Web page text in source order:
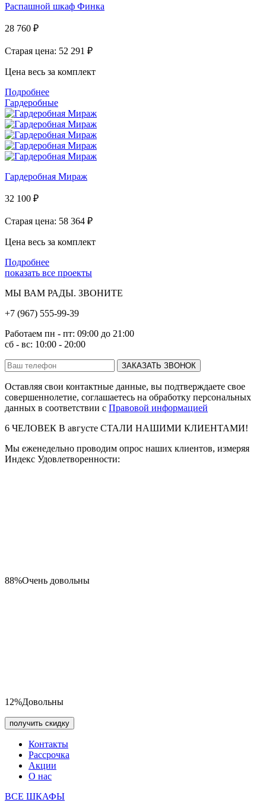
Распашной шкаф Финка
28 760 ₽
Старая цена: 52 291 ₽
Цена весь за комплект
Подробнее
Гардеробные
Гардеробная Мираж
32 100 ₽
Старая цена: 58 364 ₽
Цена весь за комплект
Подробнее
показать все проекты
МЫ ВАМ РАДЫ. ЗВОНИТЕ
+7 (967) 555-99-39
Работаем пн - пт: 09:00 до 21:00
сб - вс: 10:00 - 20:00
ЗАКАЗАТЬ ЗВОНОК
Оставляя свои контактные данные, вы подтверждаете свое
совершеннолетие, соглашаетесь на обработку персональных
данных в соответствии с Правовой информацией
6 ЧЕЛОВЕК В августе СТАЛИ НАШИМИ КЛИЕНТАМИ!
Мы еженедельно проводим опрос наших клиентов, измеряя
Индекс Удовлетворенности:
88%Очень довольны
12%Довольны
получить скидку
Контакты
Рассрочка
Акции
О нас
ВСЕ ШКАФЫ